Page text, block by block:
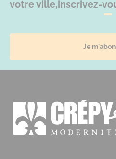
votre ville,inscrivez-
Je